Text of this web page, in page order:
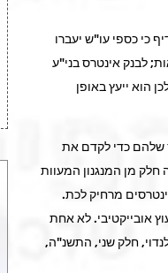
כי כספי עו"ש יעברו
לבנק אינטרס בני"ע
הוא ייעץ באופן
שלהם כדי לקדם את
חלק מן המנגנון המעוות
מרחיק לכת.
אובייקטיבי. לא אחת
חלק שני, התשנ"ה,